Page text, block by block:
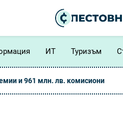
ИТ Туризъм
и 961 млн. лв. комисиони